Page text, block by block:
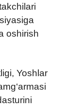
oshirish
Yoshlar